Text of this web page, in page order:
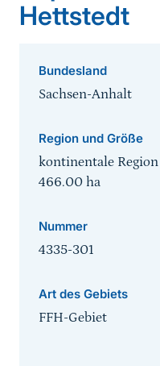
Hettstedt
Bundesland
Sachsen-Anhalt
Region und Größe
kontinentale Region
466.00 ha
Nummer
4335-301
Art des Gebiets
FFH-Gebiet